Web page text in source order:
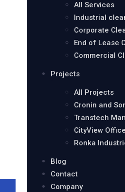
All Services
Industrial
Corporate
End of Lease
Commercial
Projects
All Projects
Cronin and
Transtech
CityView
Ronka
Blog
Contact
Company